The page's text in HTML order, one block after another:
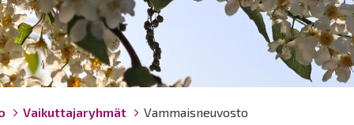
Vaikuttajaryhmät Vammaisneuvosto